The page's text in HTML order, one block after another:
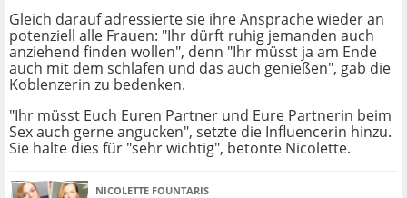
Gleich darauf adressierte sie ihre Ansprache wieder an
potenziell alle Frauen: "Ihr dürft ruhig jemanden auch
anziehend finden wollen", denn "Ihr müsst ja am Ende
auch mit dem schlafen und das auch genießen", gab die
Koblenzerin zu bedenken.
"Ihr müsst Euch Euren Partner und Eure Partnerin beim
Sex auch gerne angucken", setzte die Influencerin hinzu.
Sie halte dies für "sehr wichtig", betonte Nicolette.
NICOLETTE FOUNTARIS